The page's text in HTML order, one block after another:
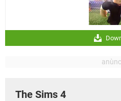
The Sims 4